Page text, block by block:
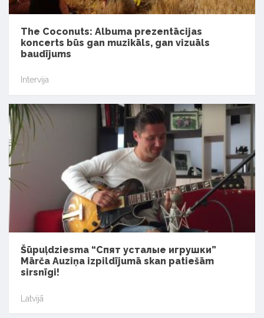
The Coconuts: Albuma prezentācijas
koncerts būs gan muzikāls, gan vizuāls
baudījums
Intervija
Šūpuļdziesma “Спят усталые игрушки”
Mārča Auziņa izpildījumā skan patiešām
sirsnīgi!
Latvijā